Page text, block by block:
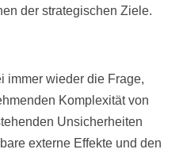
der strategischen Ziele.
immer wieder die Frage,
Komplexität von
Unsicherheiten
externe Effekte und den